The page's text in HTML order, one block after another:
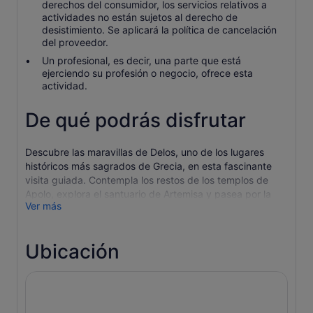
derechos del consumidor, los servicios relativos a
actividades no están sujetos al derecho de
desistimiento. Se aplicará la política de cancelación
del proveedor.
Un profesional, es decir, una parte que está
ejerciendo su profesión o negocio, ofrece esta
actividad.
De qué podrás disfrutar
Descubre las maravillas de Delos, uno de los lugares
históricos más sagrados de Grecia, en esta fascinante
visita guiada. Contempla los restos de los templos de
Apolo, explora el santuario de Artemisa y pasea por la
Terraza de los Leones, para conocer la sorprendente
Deja atrás la moderna Mykonos para adentrarte en la rica
historia de Grecia con una visita a la isla sagrada de
Ver más
Ubicación